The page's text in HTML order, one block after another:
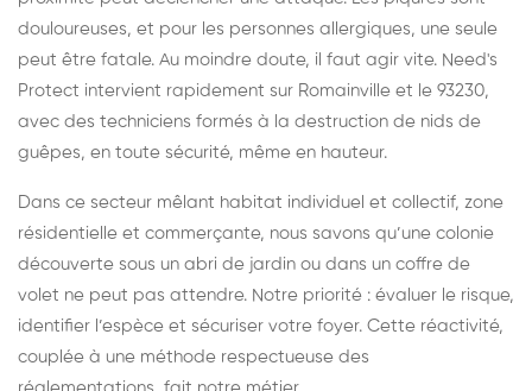
douloureuses, et pour les personnes allergiques, une seule
peut être fatale. Au moindre doute, il faut agir vite. Need's
Protect intervient rapidement sur Romainville et le 93230,
avec des techniciens formés à la destruction de nids de
guêpes, en toute sécurité, même en hauteur.
Dans ce secteur mêlant habitat individuel et collectif, zone
résidentielle et commerçante, nous savons qu’une colonie
découverte sous un abri de jardin ou dans un coffre de
volet ne peut pas attendre. Notre priorité : évaluer le risque,
identifier l’espèce et sécuriser votre foyer. Cette réactivité,
couplée à une méthode respectueuse des